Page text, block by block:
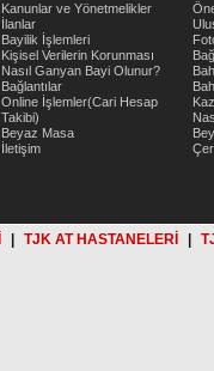
Kanunlar ve Yönetmelikler
İlanlar
Bayilik İşlemleri
Kişisel Verilerin Korunması
Nasıl Ganyan Bayi Olunur?
Bağlantılar
Online İşlemler(Cari Hesap
Takibi)
Beyaz Masa
İletişim
TJK AT HASTANELERİ